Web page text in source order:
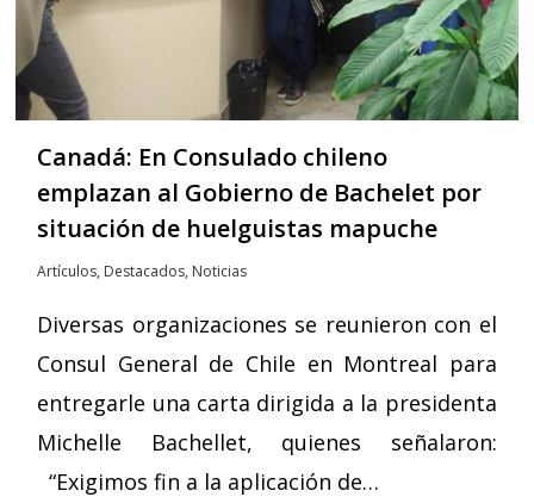
Canadá: En Consulado chileno
emplazan al Gobierno de Bachelet por
situación de huelguistas mapuche
Artículos, Destacados, Noticias
Diversas organizaciones se reunieron con el
Consul General de Chile en Montreal para
entregarle una carta dirigida a la presidenta
Michelle Bachellet, quienes señalaron:
“Exigimos fin a la aplicación de…